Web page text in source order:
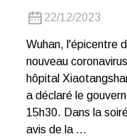
22/12/2023
Wuhan, l'épicentre
nouveau
hôpital
a déclaré le
15h30. Dans la
avis de la ...